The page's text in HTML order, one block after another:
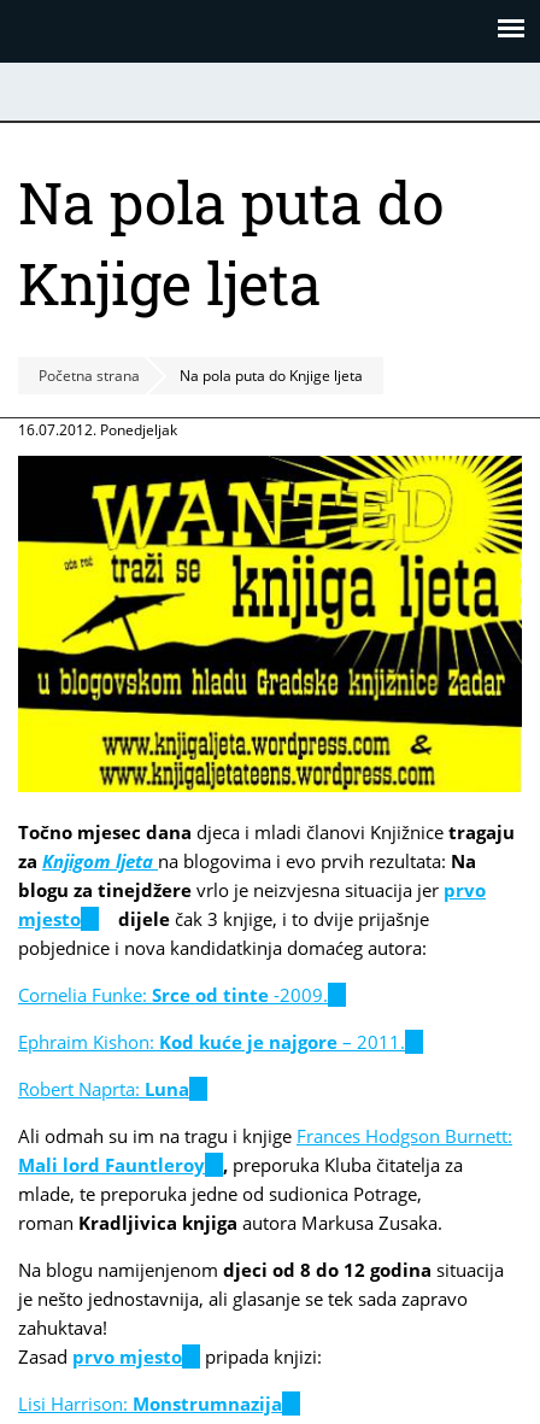
Na pola puta do
Knjige ljeta
Početna strana Na pola puta do Knjige ljeta
16.07.2012. Ponedjeljak
Točno mjesec dana djeca i mladi članovi Knjižnice tragaju
za Knjigom ljeta na blogovima i evo prvih rezultata: Na
blogu za tinejdžere vrlo je neizvjesna situacija jer prvo
mjesto (link
is
dijele čak 3 knjige, i to dvije prijašnje
pobjednice i nova kandidatkinja domaćeg autora:
Cornelia Funke: Srce od tinte -2009.
external)
Ephraim Kishon: Kod kuće je najgore – 2011.
Robert Naprta: Luna
external)
Ali odmah su im na tragu i knjige Frances Hodgson Burnett:
Mali lord Fauntleroy (link
is
external)
, preporuka Kluba čitatelja za
mlade, te preporuka jedne od sudionica Potrage,
roman Kradljivica knjiga autora Markusa Zusaka.
Na blogu namijenjenom djeci od 8 do 12 godina situacija
je nešto jednostavnija, ali glasanje se tek sada zapravo
zahuktava!
Zasad prvo mjesto (link
external)
pripada knjizi:
Lisi Harrison: Monstrumnazija